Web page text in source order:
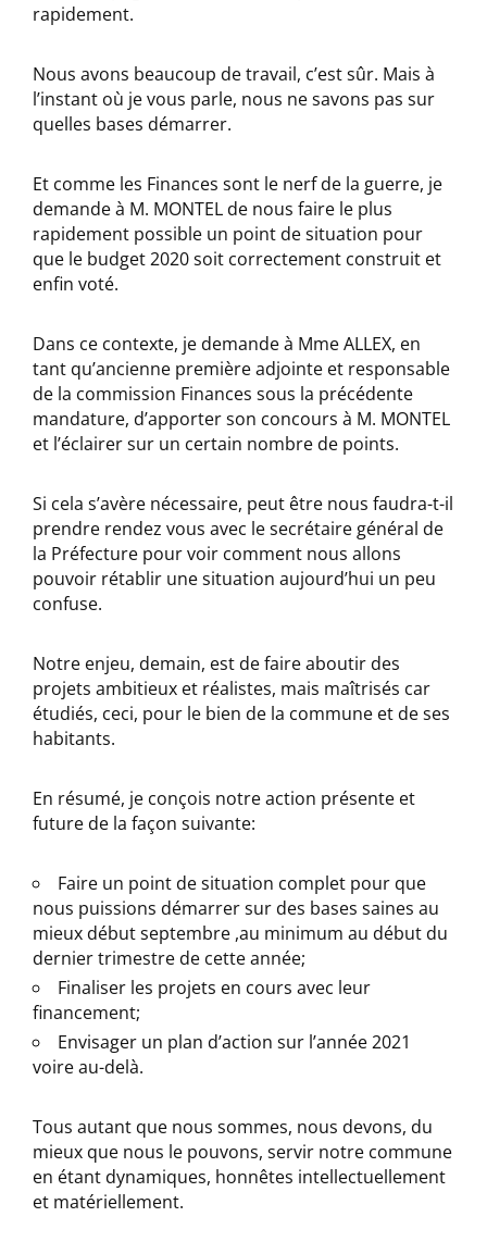
rapidement.
Nous avons beaucoup de travail, c’est sûr. Mais à
l’instant où je vous parle, nous ne savons pas sur
quelles bases démarrer.
Et comme les Finances sont le nerf de la guerre, je
demande à M. MONTEL de nous faire le plus
rapidement possible un point de situation pour
que le budget 2020 soit correctement construit et
enfin voté.
Dans ce contexte, je demande à Mme ALLEX, en
tant qu’ancienne première adjointe et responsable
de la commission Finances sous la précédente
mandature, d’apporter son concours à M. MONTEL
et l’éclairer sur un certain nombre de points.
Si cela s’avère nécessaire, peut être nous faudra-t-il
prendre rendez vous avec le secrétaire général de
la Préfecture pour voir comment nous allons
pouvoir rétablir une situation aujourd’hui un peu
confuse.
Notre enjeu, demain, est de faire aboutir des
projets ambitieux et réalistes, mais maîtrisés car
étudiés, ceci, pour le bien de la commune et de ses
habitants.
En résumé, je conçois notre action présente et
future de la façon suivante:
Faire un point de situation complet pour que
nous puissions démarrer sur des bases saines au
mieux début septembre ,au minimum au début du
dernier trimestre de cette année;
Finaliser les projets en cours avec leur
financement;
Envisager un plan d’action sur l’année 2021
voire au-delà.
Tous autant que nous sommes, nous devons, du
mieux que nous le pouvons, servir notre commune
en étant dynamiques, honnêtes intellectuellement
et matériellement.